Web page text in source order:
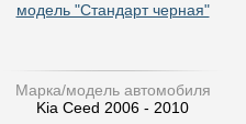
модель "Стандарт черная"
Марка/модель автомобиля
Kia Ceed 2006 - 2010